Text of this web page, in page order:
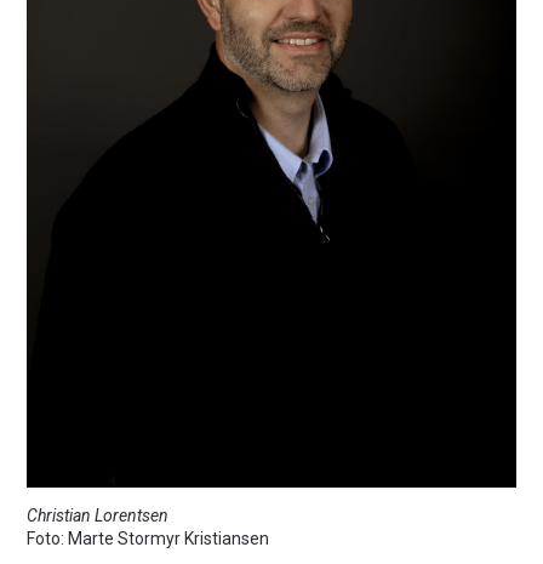
Christian Lorentsen
Marte Stormyr Kristiansen